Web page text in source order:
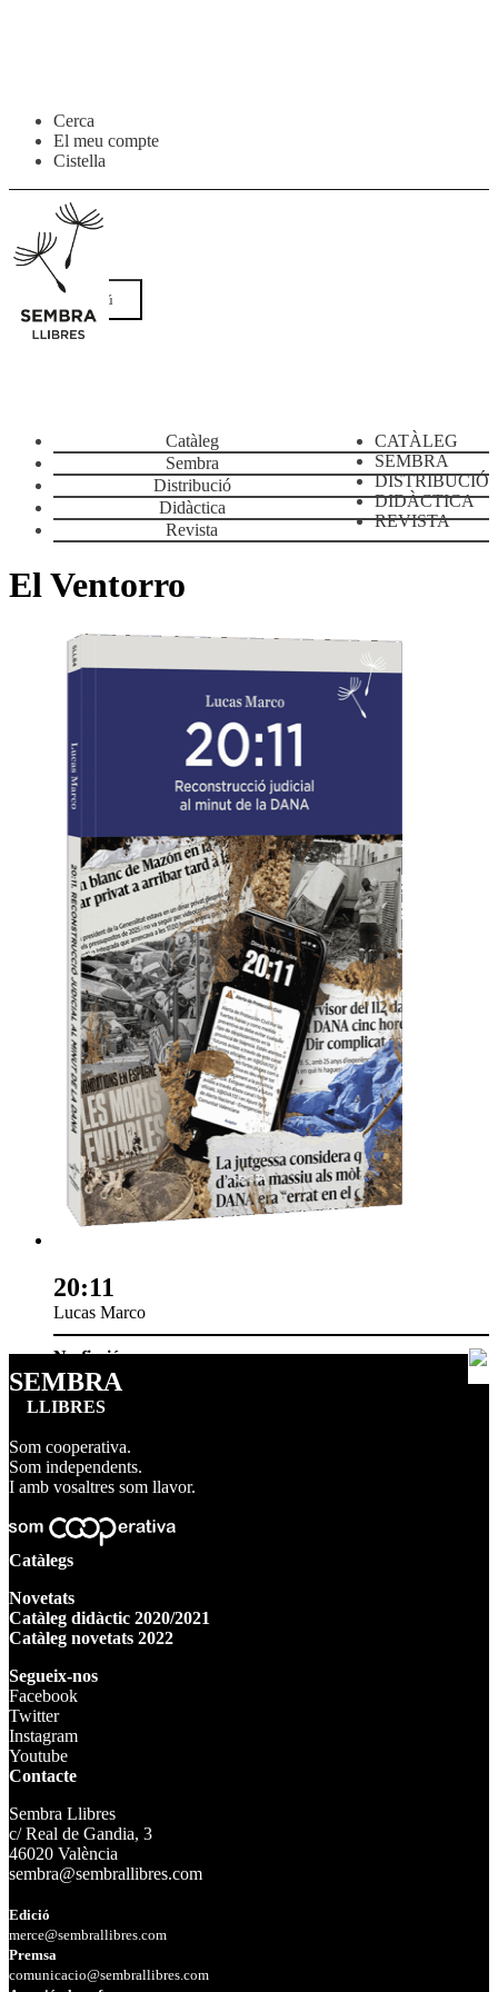
Salta
navegació
contingut
Cerca
El meu compte
Cistella
Menú
CATÀLEG
SEMBRA
DISTRIBUCIÓ
DIDÀCTICA
REVISTA
Catàleg
Sembra
Distribució
Didàctica
Revista
El Ventorro
20:11
Lucas Marco
No-ficció
SEMBRA
LLIBRES
Som cooperativa.
Som independents.
I amb vosaltres som llavor.
Catàlegs
Novetats
Catàleg didàctic 2020/2021
Catàleg novetats 2022
Segueix-nos
Facebook
Twitter
Instagram
Youtube
Contacte
Sembra Llibres
c/ Real de Gandia, 3
46020 València
sembra@sembrallibres.com
Edició
merce@sembrallibres.com
Premsa
comunicacio@sembrallibres.com